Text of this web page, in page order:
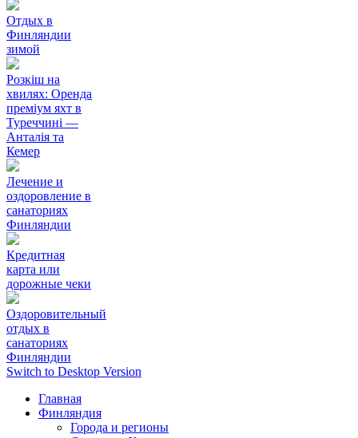
Отдых в
Финляндии
зимой
Розкіш на
хвилях: Оренда
преміум яхт в
Туреччині —
Анталія та
Кемер
Лечение и
оздоровление в
санаториях
Финляндии
Кредитная
карта или
дорожные чеки
Оздоровительный
отдых в
санаториях
Финляндии
Switch to Desktop Version
Главная
Финляндия
Города и регионы